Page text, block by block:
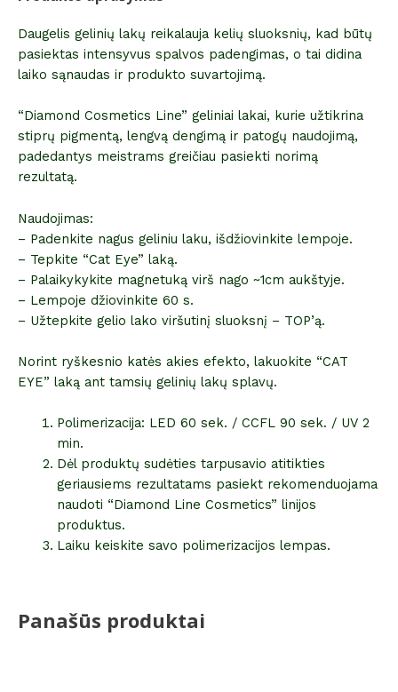
Daugelis gelinių lakų reikalauja kelių sluoksnių, kad būtų
pasiektas intensyvus spalvos padengimas, o tai didina
laiko sąnaudas ir produkto suvartojimą.
“Diamond Cosmetics Line” geliniai lakai, kurie užtikrina
stiprų pigmentą, lengvą dengimą ir patogų naudojimą,
padedantys meistrams greičiau pasiekti norimą
rezultatą.
Naudojimas:
– Padenkite nagus geliniu laku, išdžiovinkite lempoje.
– Tepkite “Cat Eye” laką.
– Palaikykykite magnetuką virš nago ~1cm aukštyje.
– Lempoje džiovinkite 60 s.
– Užtepkite gelio lako viršutinį sluoksnį – TOP’ą.
Norint ryškesnio katės akies efekto, lakuokite “CAT
EYE” laką ant tamsių gelinių lakų splavų.
Polimerizacija: LED 60 sek. / CCFL 90 sek. / UV 2
min.
Dėl produktų sudėties tarpusavio atitikties
geriausiems rezultatams pasiekt rekomenduojama
naudoti “Diamond Line Cosmetics” linijos
produktus.
Laiku keiskite savo polimerizacijos lempas.
Panašūs produktai